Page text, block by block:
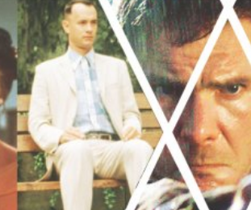
บความสำเร็จ เพราะไม่ยึดเนื้อหา
ร้างและผู้ชมว่า ถ้าหนังเรื่องไหนมีต้นทุนเป็น
ประสบความสำเร็จไปครึ่งทางแล้ว นั่นจึง
ผู้สร้างจึงนิยมที่จะซื้อลิขสิทธิ์นิยายดัง การ์ตูน
หนังเรื่องเยี่ยม ๆ จากมือเขียนบทที่มีผลงาน
พล็อตไม่กี่หน้า สตูดิโอก็ยังต้องแย่งกัน
days ago